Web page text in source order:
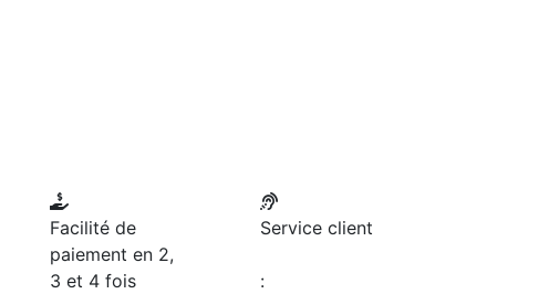
Facilité de
paiement en 2,
3 et 4 fois
Service client
: